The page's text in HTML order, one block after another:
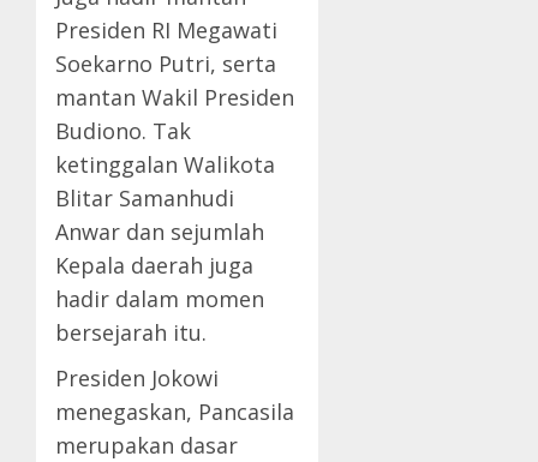
Presiden RI Megawati
Soekarno Putri, serta
mantan Wakil Presiden
Budiono. Tak
ketinggalan Walikota
Blitar Samanhudi
Anwar dan sejumlah
Kepala daerah juga
hadir dalam momen
bersejarah itu.
Presiden Jokowi
menegaskan, Pancasila
merupakan dasar